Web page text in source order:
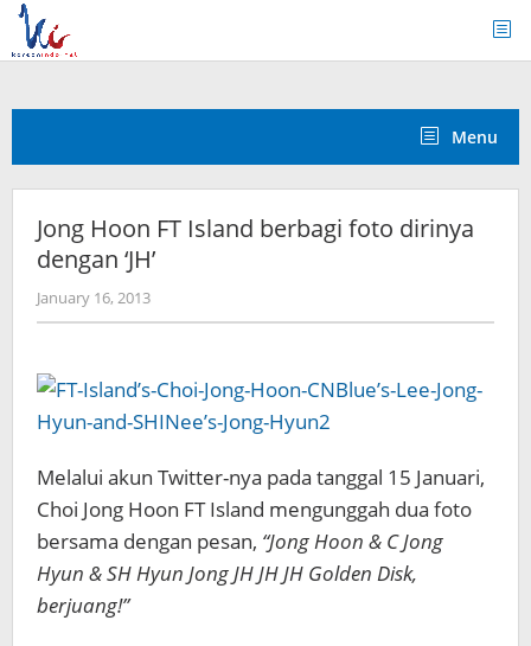
Skip
content
Menu
Jong Hoon FT Island berbagi foto dirinya
dengan ‘JH’
January 16, 2013by
Koreanindo
Melalui akun Twitter-nya pada tanggal 15 Januari,
Choi Jong Hoon FT Island mengunggah dua foto
bersama dengan pesan, “Jong Hoon & C Jong
Hyun & SH Hyun Jong JH JH JH Golden Disk,
berjuang!”